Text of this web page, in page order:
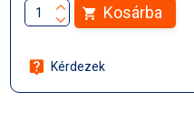
Kosárba
Kérdezek